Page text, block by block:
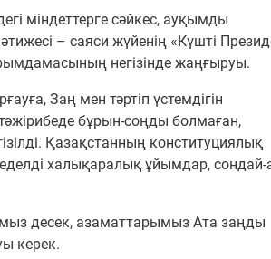
міндеттерге сәйкес, ауқымды
– саяси жүйенің «Күшті
негізінде жаңғыруы.
Заң мен тәртіп үстемдігін
бұрын-соңды болмаған,
Қазақстанның конституциялық
халықаралық ұйымдар, сондай-
десек, азаматтарымыз Ата заңды
керек.